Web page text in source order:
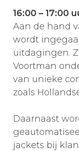
16:00 – 17:00
Aan de hand
wordt
uitdagingen.
Voortman
van unieke
zoals
Daarnaast
jackets bij